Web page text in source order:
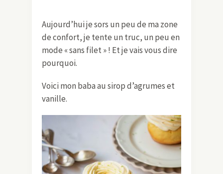
Aujourd’hui je sors un peu de ma zone
de confort, je tente un truc, un peu en
mode « sans filet » ! Et je vais vous dire
pourquoi.
Voici mon baba au sirop d’agrumes et
vanille.